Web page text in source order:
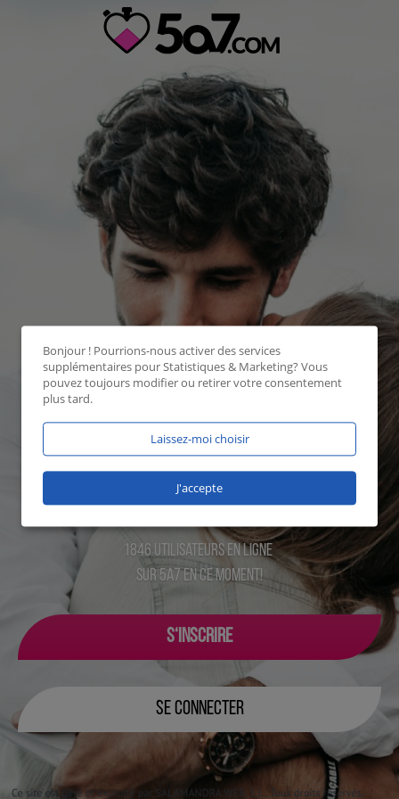
1846 utilisateurs en ligne
sur 5a7 en ce moment!
S‘INSCRIRE
SE CONNECTER
Bonjour ! Pourrions-nous activer des services
supplémentaires pourStatistiques & Marketing? Vous
pouvez toujours modifier ou retirer votre consentement
plus tard.
Laissez-moi choisir
J'accepte